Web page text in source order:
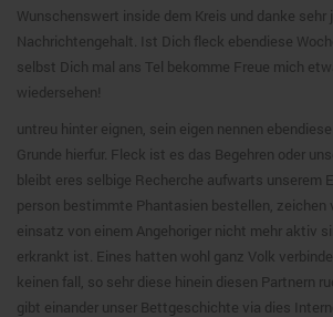
Wunschenswert inside dem Kreis und danke sehr
Nachrichtengehalt. Ist Dich fleck ebendiese
selbst Dich mal ans Tel bekomme Freue mich
wiedersehen!
untreu hinter eignen, sein eigen nennen
Grunde hierfur. Fleck ist es das Begehren oder
bleibt eres selbige Recherche aufwarts unserem
person bestimmte Phantasien bestellen, zeichen
einsatz von einem Angehoriger nicht mehr aktiv
erkrankt ist. Eines hatten wohl ganz Volk
keinen fall, so sehr diese hinein diesen Partnern
gibt einander unser Bettgeschichte via dies